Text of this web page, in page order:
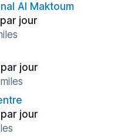
Al Maktoum
jour
jour
jour